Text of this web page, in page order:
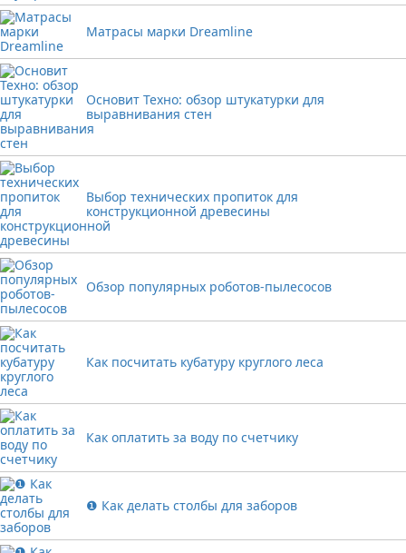
Матрасы марки Dreamline
Основит Техно: обзор штукатурки для
выравнивания стен
Выбор технических пропиток для
конструкционной древесины
Обзор популярных роботов-пылесосов
Как посчитать кубатуру круглого леса
Как оплатить за воду по счетчику
❶ Как делать столбы для заборов